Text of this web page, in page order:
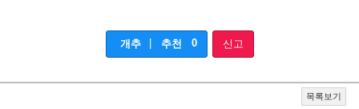
개추 | 추천 0 신고
목록보기